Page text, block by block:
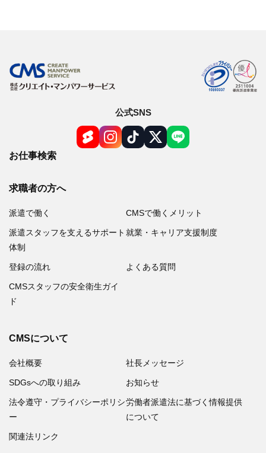
公式SNS
お仕事検索
求職者の方へ
派遣で働く CMSで働くメリット
派遣スタッフを支えるサポート
体制
就業・キャリア支援制度
登録の流れ よくある質問
CMSスタッフの安全衛生ガイ
ド
CMSについて
会社概要 社長メッセージ
SDGsへの取り組み お知らせ
法令遵守・プライバシーポリシ
ー
労働者派遣法に基づく情報提供
について
関連法リンク